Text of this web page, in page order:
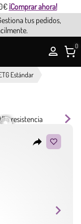
¡Comprar ahora!
tus pedidos,
0
Estándar
reply